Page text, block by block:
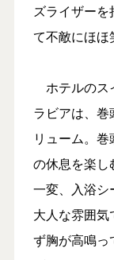
ズライザー
て不敵にほほ
ホテルのス
ラビアは、
リューム。
の休息を楽し
一変、入浴シ
大人な雰囲
ず胸が高鳴っ